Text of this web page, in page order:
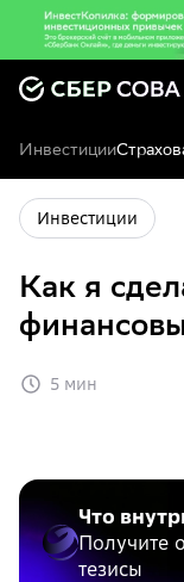
Инвестиции
Инвестиции
Как я
5 мин
Что
Получите
тезисы